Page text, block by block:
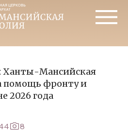
Ханты-Мансийская
помощь фронту и
2026 года
8